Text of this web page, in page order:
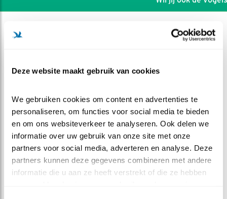
Deze website maakt gebruik van cookies
We gebruiken cookies om content en advertenties te
personaliseren, om functies voor social media te bieden
en om ons websiteverkeer te analyseren. Ook delen we
informatie over uw gebruik van onze site met onze
partners voor social media, adverteren en analyse. Deze
partners kunnen deze gegevens combineren met andere
informatie die u aan ze heeft verstrekt of die ze hebben
DEEL DIT FILMPJE